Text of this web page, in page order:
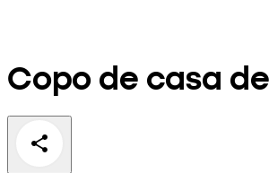
Copo de casa